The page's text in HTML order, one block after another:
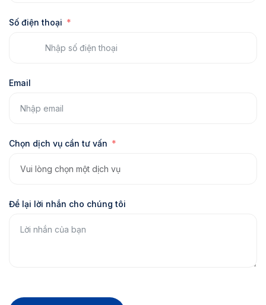
Số điện thoại
Email
Chọn dịch vụ cần tư vấn
Để lại lời nhắn cho chúng tôi